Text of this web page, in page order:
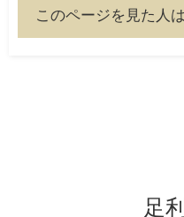
このページを見た人
足